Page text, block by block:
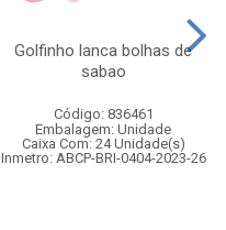
Golfinho lanca bolhas de
sabao
Código: 836461
Embalagem: Unidade
Caixa Com: 24 Unidade(s)
Inmetro: ABCP-BRI-0404-2023-26